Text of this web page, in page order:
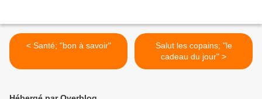
< Santé; "bon à savoir"
Salut les copains; "le
cadeau du jour" >